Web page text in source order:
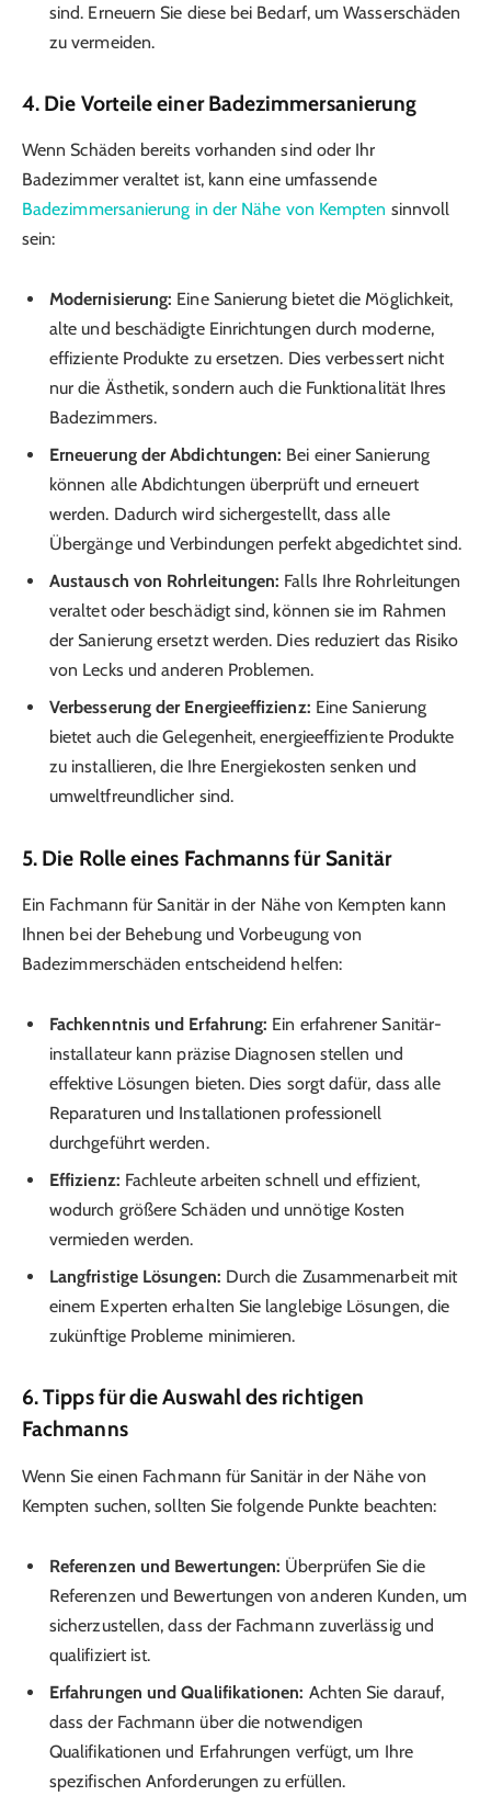
sind. Erneuern Sie diese bei Bedarf, um Wasserschäden
zu vermeiden.
4. Die Vorteile einer Badezimmer­sanierung
Wenn Schäden bereits vorhanden sind oder Ihr
Badezimmer veraltet ist, kann eine umfassende
Badezimmer­sanierung in der Nähe von Kempten sinnvoll
sein:
Modernisierung: Eine Sanierung bietet die Möglichkeit,
alte und beschädigte Einrichtungen durch moderne,
effiziente Produkte zu ersetzen. Dies verbessert nicht
nur die Ästhetik, sondern auch die Funktionalität Ihres
Badezimmers.
Erneuerung der Abdichtungen: Bei einer Sanierung
können alle Abdichtungen überprüft und erneuert
werden. Dadurch wird sichergestellt, dass alle
Übergänge und Verbindungen perfekt abgedichtet sind.
Austausch von Rohrleitungen: Falls Ihre Rohrleitungen
veraltet oder beschädigt sind, können sie im Rahmen
der Sanierung ersetzt werden. Dies reduziert das Risiko
von Lecks und anderen Problemen.
Verbesserung der Energieeffizienz: Eine Sanierung
bietet auch die Gelegenheit, energieeffiziente Produkte
zu installieren, die Ihre Energiekosten senken und
umweltfreundlicher sind.
5. Die Rolle eines Fachmanns für Sanitär
Ein Fachmann für Sanitär in der Nähe von Kempten kann
Ihnen bei der Behebung und Vorbeugung von
Badezimmer­schäden entscheidend helfen:
Fachkenntnis und Erfahrung: Ein erfahrener Sanitär­
installateur kann präzise Diagnosen stellen und
effektive Lösungen bieten. Dies sorgt dafür, dass alle
Reparaturen und Installationen professionell
durchgeführt werden.
Effizienz: Fachleute arbeiten schnell und effizient,
wodurch größere Schäden und unnötige Kosten
vermieden werden.
Langfristige Lösungen: Durch die Zusammenarbeit mit
einem Experten erhalten Sie langlebige Lösungen, die
zukünftige Probleme minimieren.
6. Tipps für die Auswahl des richtigen
Fachmanns
Wenn Sie einen Fachmann für Sanitär in der Nähe von
Kempten suchen, sollten Sie folgende Punkte beachten:
Referenzen und Bewertungen: Überprüfen Sie die
Referenzen und Bewertungen von anderen Kunden, um
sicherzustellen, dass der Fachmann zuverlässig und
qualifiziert ist.
Erfahrungen und Qualifikationen: Achten Sie darauf,
dass der Fachmann über die notwendigen
Qualifikationen und Erfahrungen verfügt, um Ihre
spezifischen Anforderungen zu erfüllen.